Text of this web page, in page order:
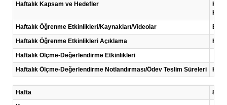
Haftalık Kapsam ve Hedefler
Haftalık Öğrenme Etkinlikleri/Kaynakları/Videolar
Haftalık Öğrenme Etkinlikleri Açıklama
Her
Haftalık Ölçme-Değerlendirme Etkinlikleri
Haftalık Ölçme-Değerlendirme Notlandırması/Ödev Teslim Süreleri
Her
Hafta
8